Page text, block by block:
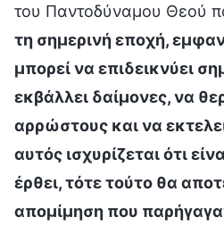
του Παντοδύναμου Θεού
τη σημερινή εποχή,
μπορεί να επιδεικνύει
εκβάλλει δαίμονες, να
αρρώστους και να
αυτός ισχυρίζεται ότι
έρθει, τότε τούτο θα
απομίμηση που